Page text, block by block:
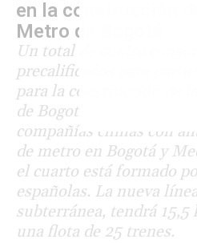
en la construcción
Metro de Bogotá
Un total de cuatro
precalificados para
para la construcción de
de Bogotá. Tres de ellos
compañías chinas con
de metro en Bogotá y
el cuarto está formado
españolas. La nueva
subterránea, tendrá
una flota de 25 trenes.